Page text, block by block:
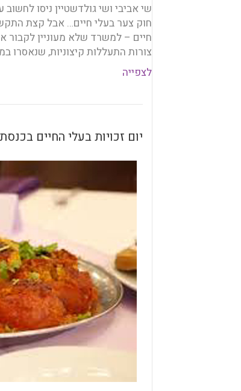
שי אביבי ושי גולדשטיין ניסו
חוק צער בעלי חיים… אבל קצת
חיים – למשרד שלא מעוניין לקבור
צורות התעללות קיצוניות, שנאסרו
לצפייה
יום זכויות בעלי החיים בכנסת 2018